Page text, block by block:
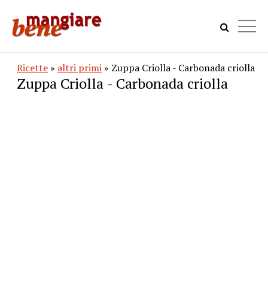
Ricette » altri primi » Zuppa Criolla - Carbonada criolla
Zuppa Criolla - Carbonada criolla